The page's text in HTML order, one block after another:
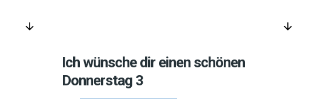
arrow_downward arrow_downward
Ich wünsche dir einen schönen
Donnerstag 3